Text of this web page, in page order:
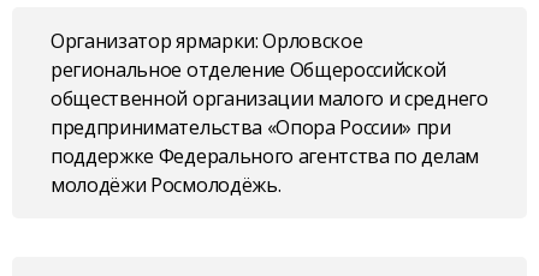
Организатор ярмарки: Орловское
региональное отделение Общероссийской
общественной организации малого и среднего
предпринимательства «Опора России» при
поддержке Федерального агентства по делам
молодёжи Росмолодёжь.